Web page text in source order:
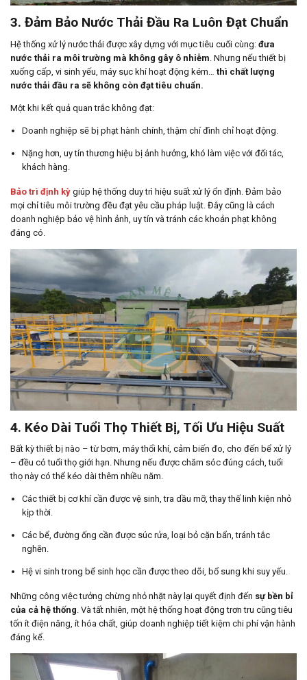
3. Đảm Bảo Nước Thải Đầu Ra Luôn Đạt Chuẩn
Hệ thống xử lý nước thải được xây dựng với mục tiêu cuối cùng: đưa
nước thải ra môi trường mà không gây ô nhiễm . Nhưng nếu thiết bị
xuống cấp, vi sinh yếu, máy sục khí hoạt động kém…
thì chất lượng
nước thải đầu ra sẽ không còn đạt tiêu chuẩn.
Một khi kết quả quan trắc không đạt:
Doanh nghiệp sẽ bị phạt hành chính, thậm chí đình chỉ hoạt động.
Nặng hơn, uy tín thương hiệu bị ảnh hưởng, khó làm việc với đối tác,
khách hàng.
Bảo trì định kỳ giúp hệ thống duy trì hiệu suất xử lý ổn định. Đảm bảo
mọi chỉ tiêu môi trường đều đạt yêu cầu pháp luật. Đây cũng là cách
doanh nghiệp bảo vệ hình ảnh, uy tín và tránh các khoản phạt không
đáng có.
4. Kéo Dài Tuổi Thọ Thiết Bị, Tối Ưu Hiệu Suất
Bất kỳ thiết bị nào – từ bơm, máy thổi khí, cảm biến đo, cho đến bể xử lý
– đều có tuổi thọ giới hạn. Nhưng nếu được chăm sóc đúng cách, tuổi
thọ này có thể kéo dài thêm nhiều năm.
Các thiết bị cơ khí cần được vệ sinh, tra dầu mỡ, thay thế linh kiện nhỏ
kịp thời.
Các bể, đường ống cần được súc rửa, loại bỏ cặn bẩn, tránh tắc
nghẽn.
Hệ vi sinh trong bể sinh học cần được theo dõi, bổ sung khi suy yếu.
Những công việc tưởng chừng nhỏ nhặt này lại quyết định đến sự bền bỉ
của cả hệ thống. Và tất nhiên, một hệ thống hoạt động trơn tru cũng tiêu
tốn ít điện năng, ít hóa chất, giúp doanh nghiệp tiết kiệm chi phí vận hành
đáng kể.